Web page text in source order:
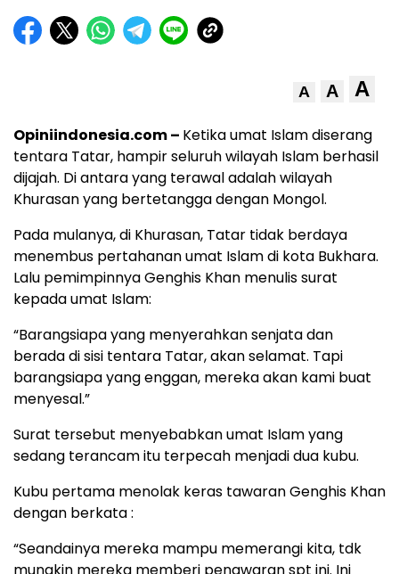
A A A
Opiniindonesia.com – Ketika umat Islam diserang
tentara Tatar, hampir seluruh wilayah Islam berhasil
dijajah. Di antara yang terawal adalah wilayah
Khurasan yang bertetangga dengan Mongol.
Pada mulanya, di Khurasan, Tatar tidak berdaya
menembus pertahanan umat Islam di kota Bukhara.
Lalu pemimpinnya Genghis Khan menulis surat
kepada umat Islam:
“Barangsiapa yang menyerahkan senjata dan
berada di sisi tentara Tatar, akan selamat. Tapi
barangsiapa yang enggan, mereka akan kami buat
menyesal.”
Surat tersebut menyebabkan umat Islam yang
sedang terancam itu terpecah menjadi dua kubu.
Kubu pertama menolak keras tawaran Genghis Khan
dengan berkata :
“Seandainya mereka mampu memerangi kita, tdk